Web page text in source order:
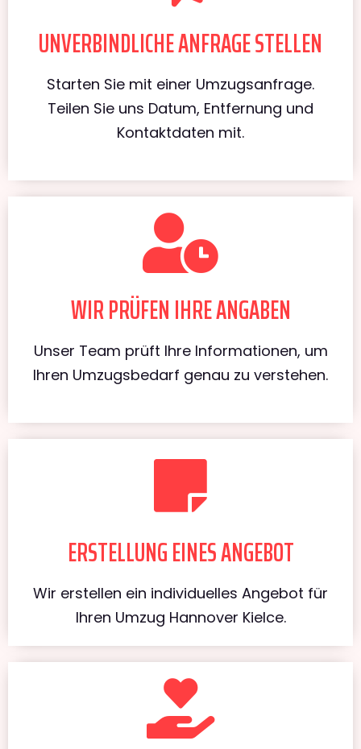
UNVERBINDLICHE ANFRAGE STELLEN
Starten Sie mit einer Umzugsanfrage.
Teilen Sie uns Datum, Entfernung und
Kontaktdaten mit.
WIR PRÜFEN IHRE ANGABEN
Unser Team prüft Ihre Informationen, um
Ihren Umzugsbedarf genau zu verstehen.
ERSTELLUNG EINES ANGEBOT
Wir erstellen ein individuelles Angebot für
Ihren Umzug Hannover Kielce.